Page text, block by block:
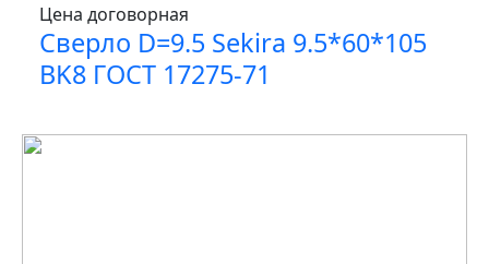
Цена договорная
Сверло D=9.5 Sekira 9.5*60*105
BK8 ГОСТ 17275-71